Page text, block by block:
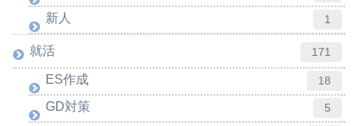
新人 1
就活 171
ES作成 18
GD対策 5